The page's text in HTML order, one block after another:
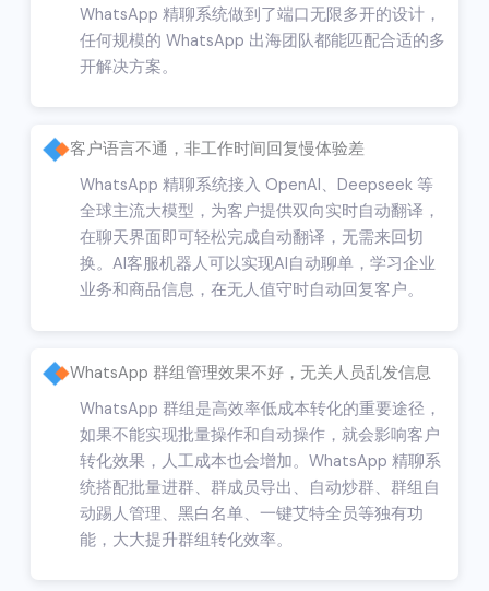
WhatsApp 精聊系统做到了端口无限多开的设计，
任何规模的 WhatsApp 出海团队都能匹配合适的多
开解决方案。
客户语言不通，非工作时间回复慢体验差
WhatsApp 精聊系统接入 OpenAI、Deepseek 等
全球主流大模型，为客户提供双向实时自动翻译，
在聊天界面即可轻松完成自动翻译，无需来回切
换。AI客服机器人可以实现AI自动聊单，学习企业
业务和商品信息，在无人值守时自动回复客户。
WhatsApp 群组管理效果不好，无关人员乱发信息
WhatsApp 群组是高效率低成本转化的重要途径，
如果不能实现批量操作和自动操作，就会影响客户
转化效果，人工成本也会增加。WhatsApp 精聊系
统搭配批量进群、群成员导出、自动炒群、群组自
动踢人管理、黑白名单、一键艾特全员等独有功
能，大大提升群组转化效率。